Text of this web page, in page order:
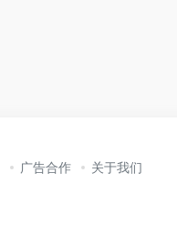
广告合作 关于我们